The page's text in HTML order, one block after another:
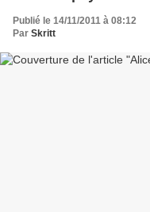
Publié le 14/11/2011 à 08:12
Par Skritt